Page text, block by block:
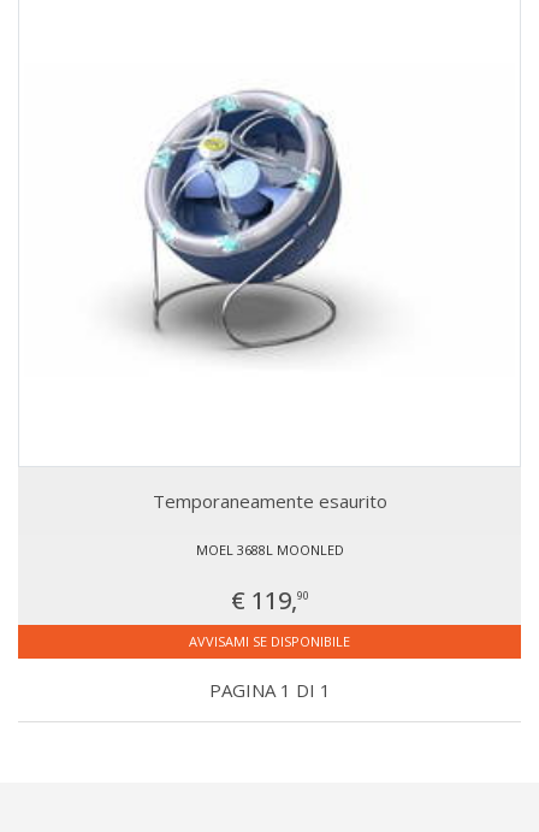
Temporaneamente esaurito
MOEL 3688L MOONLED
€ 119,90
AVVISAMI SE DISPONIBILE
PAGINA 1 DI 1